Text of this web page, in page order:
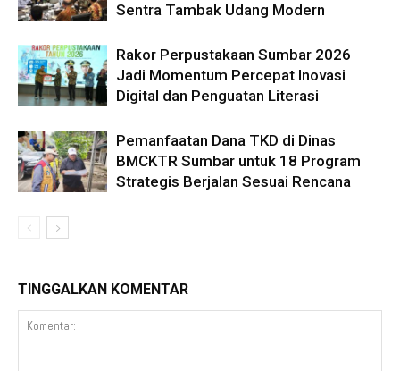
Sentra Tambak Udang Modern
Rakor Perpustakaan Sumbar 2026
Jadi Momentum Percepat Inovasi
Digital dan Penguatan Literasi
Pemanfaatan Dana TKD di Dinas
BMCKTR Sumbar untuk 18 Program
Strategis Berjalan Sesuai Rencana
TINGGALKAN KOMENTAR